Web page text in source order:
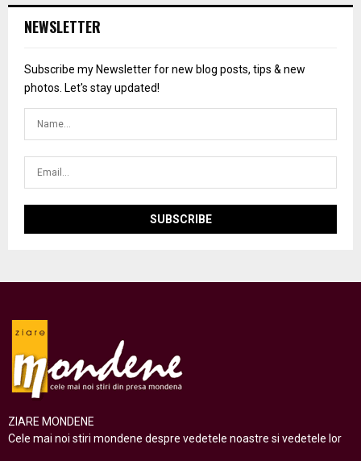
NEWSLETTER
Subscribe my Newsletter for new blog posts, tips & new
photos. Let's stay updated!
ZIARE MONDENE
Cele mai noi stiri mondene despre vedetele noastre si vedetele lor